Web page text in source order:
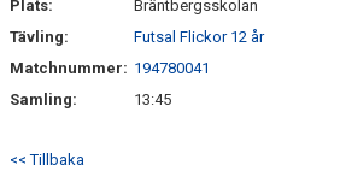
Plats:
Bräntbergsskolan
Tävling:
Futsal Flickor 12 år
Matchnummer: 194780041
Samling:
13:45
<< Tillbaka